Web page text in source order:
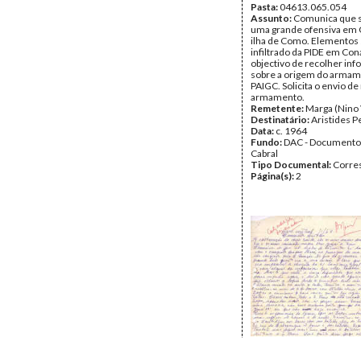
Pasta:04613.065.054
Assunto: Comunica que
uma grande ofensiva em
ilha de Como.
infiltrado da PIDE em
objectivo de recolher
sobre a origem do
PAIGC. Solicita o envio
armamento.
Remetente:Marga (Nino
Destinatário:Aristides
Data: c. 1964
Fundo:DAC -
Cabral
Tipo Documental:
Página(s):2